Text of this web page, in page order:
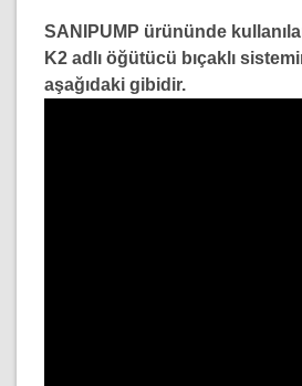
SANIPUMP ürününde
K2 adlı öğütücü bıçaklı
aşağıdaki gibidir.